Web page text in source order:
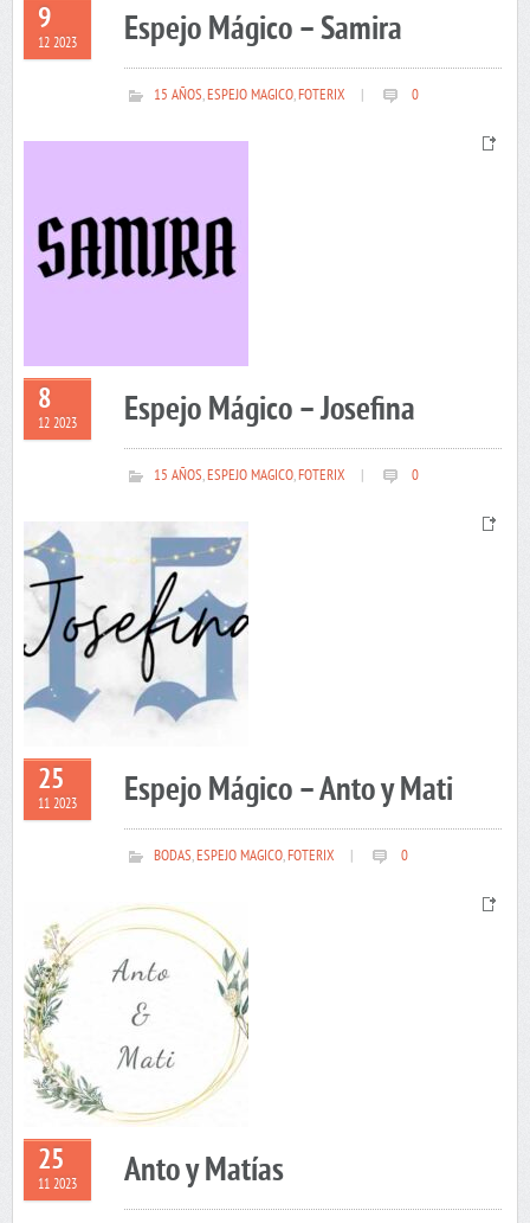
9
12 2023 Espejo Mágico – Samira
15 AÑOS,ESPEJO MAGICO,FOTERIX 0
8
12 2023 Espejo Mágico – Josefina
15 AÑOS,ESPEJO MAGICO,FOTERIX 0
25
11 2023 Espejo Mágico – Anto y Mati
BODAS,ESPEJO MAGICO,FOTERIX 0
25
11 2023 Anto y Matías